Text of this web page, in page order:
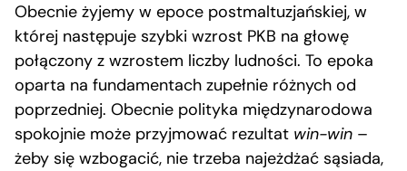
Obecnie żyjemy w epoce postmaltuzjańskiej, w
której następuje szybki wzrost PKB na głowę
połączony z wzrostem liczby ludności. To epoka
oparta na fundamentach zupełnie różnych od
poprzedniej. Obecnie polityka międzynarodowa
spokojnie może przyjmować rezultat win-win –
żeby się wzbogacić, nie trzeba najeżdżać sąsiada,